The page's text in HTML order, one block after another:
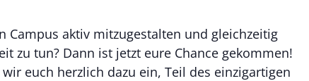
Campus aktiv mitzugestalten und gleichzeitig
zu tun? Dann ist jetzt eure Chance gekommen!
euch herzlich dazu ein, Teil des einzigartigen